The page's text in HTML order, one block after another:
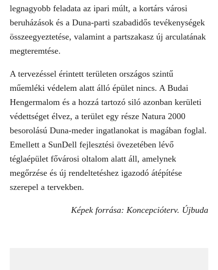
legnagyobb feladata az ipari múlt, a kortárs városi
beruházások és a Duna-parti szabadidős tevékenységek
összeegyeztetése, valamint a partszakasz új arculatának
megteremtése.
A tervezéssel érintett területen országos szintű
műemléki védelem alatt álló épület nincs. A Budai
Hengermalom és a hozzá tartozó siló azonban kerületi
védettséget élvez, a terület egy része Natura 2000
besorolású Duna-meder ingatlanokat is magában foglal.
Emellett a SunDell fejlesztési övezetében lévő
téglaépület fővárosi oltalom alatt áll, amelynek
megőrzése és új rendeltetéshez igazodó átépítése
szerepel a tervekben.
Képek forrása: Koncepcióterv. Újbuda